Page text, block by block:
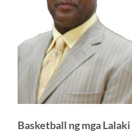
Basketball ng mga Lalaki